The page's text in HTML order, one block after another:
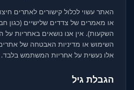
האתר עשוי לכלול קישורים לאתרים
או מאמרים של צדדים שלישיים (כגון
השקעות). אין אנו נושאים באחריות על
השימוש או מדיניות האבטחה של
אלו נעשית על אחריות המשתמש בלבד.
הגבלת גיל